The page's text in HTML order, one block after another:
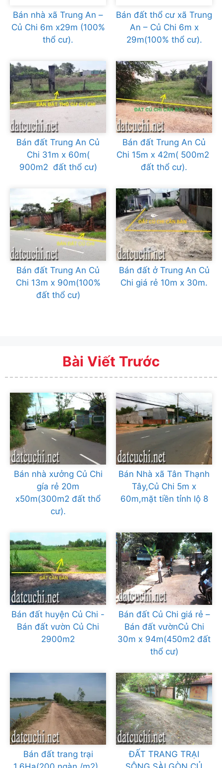
Bán nhà xã Trung An –
Củ Chi 6m x29m (100%
thổ cư).
Bán đất thổ cư xã Trung
An – Củ Chi 6m x
29m(100% thổ cư).
Bán đất Trung An Củ
Chi 31m x 60m(
900m2 đất thổ cư)
Bán đất Trung An Củ
Chi 15m x 42m( 500m2
đất thổ cư).
Bán đất Trung An Củ
Chi 13m x 90m(100%
đất thổ cư)
Bán đất ở Trung An Củ
Chi giá rẻ 10m x 30m.
Bài Viết Trước
Bán nhà xưởng Củ Chi
gía rẻ 20m
x50m(300m2 đất thổ
cư).
Bán Nhà xã Tân Thạnh
Tây,Củ Chi 5m x
60m,mặt tiền tỉnh lộ 8
Bán đất huyện Củ Chi -
Bán đất vườn Củ Chi
2900m2
Bán đất Củ Chi giá rẻ –
Bán đất vườnCủ Chi
30m x 94m(450m2 đất
thổ cư)
Bán đất trang trại
ĐẤT TRANG TRẠI